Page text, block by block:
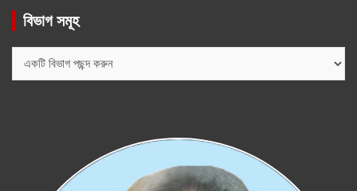
বিভাগ সমূহ